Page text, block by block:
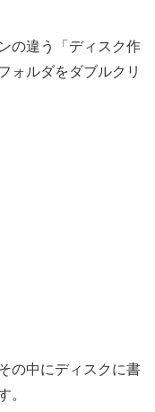
の違う「ディスク作
ォルダをダブルクリ
の中にディスクに書
。